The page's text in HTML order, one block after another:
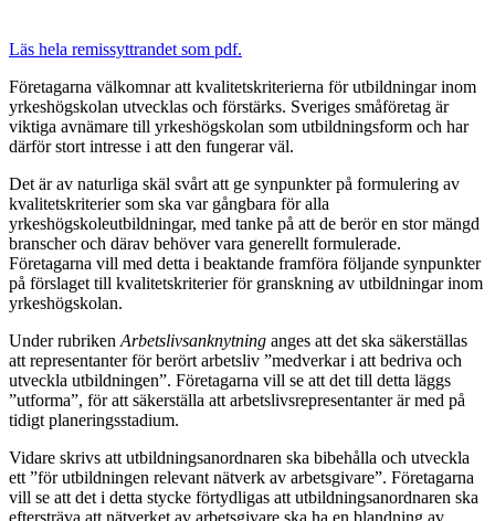
Läs hela remissyttrandet som pdf.
Företagarna välkomnar att kvalitetskriterierna för utbildningar inom
yrkeshögskolan utvecklas och förstärks. Sveriges småföretag är
viktiga avnämare till yrkeshögskolan som utbildningsform och har
därför stort intresse i att den fungerar väl.
Det är av naturliga skäl svårt att ge synpunkter på formulering av
kvalitetskriterier som ska var gångbara för alla
yrkeshögskoleutbildningar, med tanke på att de berör en stor mängd
branscher och därav behöver vara generellt formulerade.
Företagarna vill med detta i beaktande framföra följande synpunkter
på förslaget till kvalitetskriterier för granskning av utbildningar inom
yrkeshögskolan.
Under rubriken Arbetslivsanknytning anges att det ska säkerställas
att representanter för berört arbetsliv ”medverkar i att bedriva och
utveckla utbildningen”. Företagarna vill se att det till detta läggs
”utforma”, för att säkerställa att arbetslivsrepresentanter är med på
tidigt planeringsstadium.
Vidare skrivs att utbildningsanordnaren ska bibehålla och utveckla
ett ”för utbildningen relevant nätverk av arbetsgivare”. Företagarna
vill se att det i detta stycke förtydligas att utbildningsanordnaren ska
eftersträva att nätverket av arbetsgivare ska ha en blandning av